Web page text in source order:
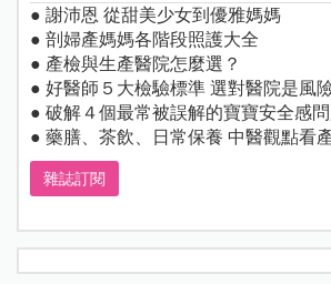
● 謝沛恩 從甜美少女到優雅媽媽
● 剖婦產媽媽各階段照護大全
● 產檢與生產醫院怎麼選？
● 好醫師５大檢驗標準 選對醫院是風
● 破解４個最常被誤解的寶寶安全感問
● 藥膳、茶飲、日常保養 中醫觀點看
雜誌訂閱